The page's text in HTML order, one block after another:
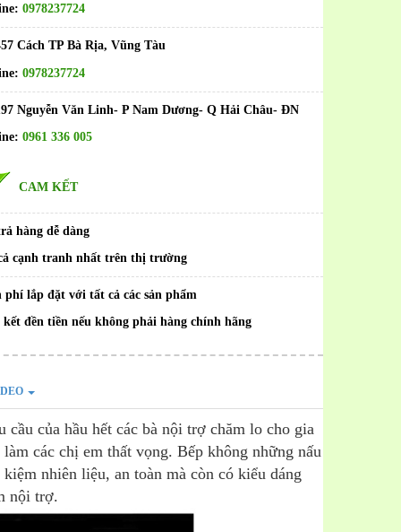
0978237724
Cách TP Bà Rịa, Vũng Tàu
0978237724
Nguyễn Văn Linh- P Nam Dương- Q Hải Châu- ĐN
0961 336 005
CAM KẾT
hàng dễ dàng
cạnh tranh nhất trên thị trường
phí lắp đặt với tất cả các sản phẩm
kết đền tiền nếu không phải hàng chính hãng
của hầu hết các bà nội trợ chăm lo cho gia
các chị em thất vọng. Bếp không những nấu
nhiên liệu, an toàn mà còn có kiểu dáng
nội trợ.